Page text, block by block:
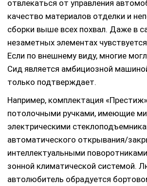
отвлекаться от управления
качество материалов отделки и
сборки выше всех похвал. Даже в
незаметных элементах
Если по внешнему виду, многие
Сид является амбициозной
только подтверждает.
Например, комплектация
потолочными ручками, имеющие
электрическими
автоматического открывания/
интеллектуальными
зонной климатической системой.
автолюбитель обрадуется